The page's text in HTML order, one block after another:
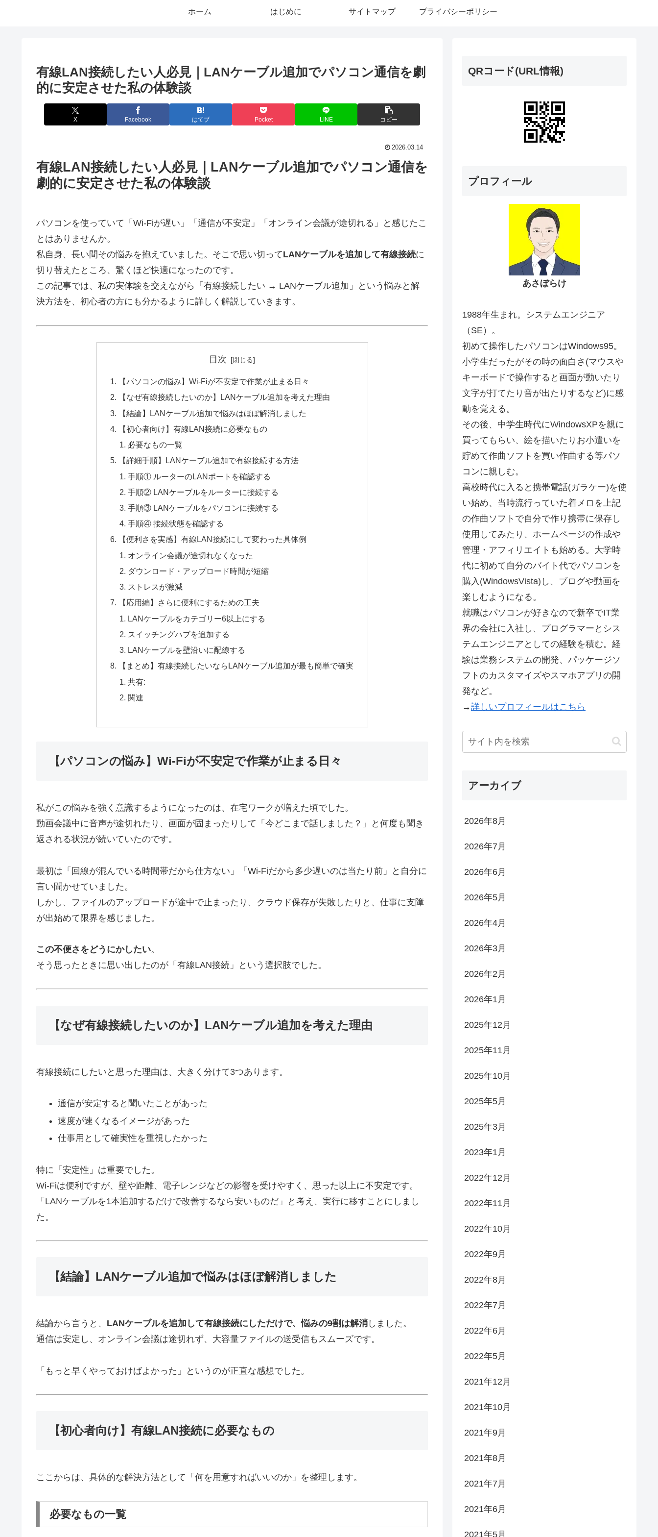
ホーム はじめに サイトマップ プライバシーポリシー
有線LAN接続したい人必見｜LANケーブル追加でパソコン通信を劇
的に安定させた私の体験談
X Facebook はてブ Pocket LINE コピー
2026.03.14
有線LAN接続したい人必見｜LANケーブル追加でパソコン通信を
劇的に安定させた私の体験談
パソコンを使っていて「Wi-Fiが遅い」「通信が不安定」「オンライン会議が途切れる」と感じたこ
とはありませんか。
私自身、長い間その悩みを抱えていました。そこで思い切ってLANケーブルを追加して有線接続に
切り替えたところ、驚くほど快適になったのです。
この記事では、私の実体験を交えながら「有線接続したい → LANケーブル追加」という悩みと解
決方法を、初心者の方にも分かるように詳しく解説していきます。
目次
【パソコンの悩み】Wi-Fiが不安定で作業が止まる日々
【なぜ有線接続したいのか】LANケーブル追加を考えた理由
【結論】LANケーブル追加で悩みはほぼ解消しました
【初心者向け】有線LAN接続に必要なもの
必要なもの一覧
【詳細手順】LANケーブル追加で有線接続する方法
手順① ルーターのLANポートを確認する
手順② LANケーブルをルーターに接続する
手順③ LANケーブルをパソコンに接続する
手順④ 接続状態を確認する
【便利さを実感】有線LAN接続にして変わった具体例
オンライン会議が途切れなくなった
ダウンロード・アップロード時間が短縮
ストレスが激減
【応用編】さらに便利にするための工夫
LANケーブルをカテゴリー6以上にする
スイッチングハブを追加する
LANケーブルを壁沿いに配線する
【まとめ】有線接続したいならLANケーブル追加が最も簡単で確実
共有:
関連
【パソコンの悩み】Wi-Fiが不安定で作業が止まる日々
私がこの悩みを強く意識するようになったのは、在宅ワークが増えた頃でした。
動画会議中に音声が途切れたり、画面が固まったりして「今どこまで話しました？」と何度も聞き
返される状況が続いていたのです。
最初は「回線が混んでいる時間帯だから仕方ない」「Wi-Fiだから多少遅いのは当たり前」と自分に
言い聞かせていました。
しかし、ファイルのアップロードが途中で止まったり、クラウド保存が失敗したりと、仕事に支障
が出始めて限界を感じました。
この不便さをどうにかしたい。
そう思ったときに思い出したのが「有線LAN接続」という選択肢でした。
【なぜ有線接続したいのか】LANケーブル追加を考えた理由
有線接続にしたいと思った理由は、大きく分けて3つあります。
通信が安定すると聞いたことがあった
速度が速くなるイメージがあった
仕事用として確実性を重視したかった
特に「安定性」は重要でした。
Wi-Fiは便利ですが、壁や距離、電子レンジなどの影響を受けやすく、思った以上に不安定です。
「LANケーブルを1本追加するだけで改善するなら安いものだ」と考え、実行に移すことにしまし
た。
【結論】LANケーブル追加で悩みはほぼ解消しました
結論から言うと、 LANケーブルを追加して有線接続にしただけで、悩みの9割は解消 しました。
通信は安定し、オンライン会議は途切れず、大容量ファイルの送受信もスムーズです。
「もっと早くやっておけばよかった」というのが正直な感想でした。
【初心者向け】有線LAN接続に必要なもの
ここからは、具体的な解決方法として「何を用意すればいいのか」を整理します。
必要なもの一覧
QRコード(URL情報)
プロフィール
あさぼらけ
1988年生まれ。システムエンジニア
（SE）。
初めて操作したパソコンはWindows95。
小学生だったがその時の面白さ(マウスや
キーボードで操作すると画面が動いたり
文字が打てたり音が出たりするなど)に感
動を覚える。
その後、中学生時代にWindowsXPを親に
買ってもらい、絵を描いたりお小遣いを
貯めて作曲ソフトを買い作曲する等パソ
コンに親しむ。
高校時代に入ると携帯電話(ガラケー)を使
い始め、当時流行っていた着メロを上記
の作曲ソフトで自分で作り携帯に保存し
使用してみたり、ホームページの作成や
管理・アフィリエイトも始める。大学時
代に初めて自分のバイト代でパソコンを
購入(WindowsVista)し、ブログや動画を
楽しむようになる。
就職はパソコンが好きなので新卒でIT業
界の会社に入社し、プログラマーとシス
テムエンジニアとしての経験を積む。経
験は業務システムの開発、パッケージソ
フトのカスタマイズやスマホアプリの開
発など。
→詳しいプロフィールはこちら
アーカイブ
2026年8月
2026年7月
2026年6月
2026年5月
2026年4月
2026年3月
2026年2月
2026年1月
2025年12月
2025年11月
2025年10月
2025年5月
2025年3月
2023年1月
2022年12月
2022年11月
2022年10月
2022年9月
2022年8月
2022年7月
2022年6月
2022年5月
2021年12月
2021年10月
2021年9月
2021年8月
2021年7月
2021年6月
2021年5月